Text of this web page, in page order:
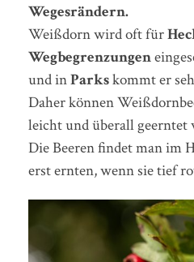
Wegesrändern.
Weißdorn wird oft für
Wegbegrenzungen
und inParkskommt er
Daher können
leicht und überall geerntet
Die Beeren findet man im
erst ernten, wenn sie tief